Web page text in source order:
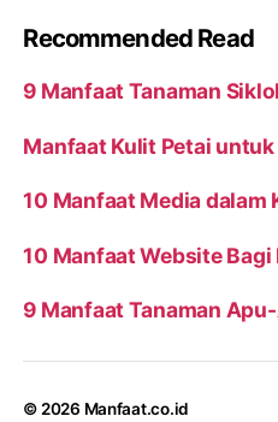
Recommended Read
9 Manfaat Tanaman
Manfaat Kulit Petai untuk
10 Manfaat Media dalam
10 Manfaat Website
9 Manfaat Tanaman
© 2026 Manfaat.co.id